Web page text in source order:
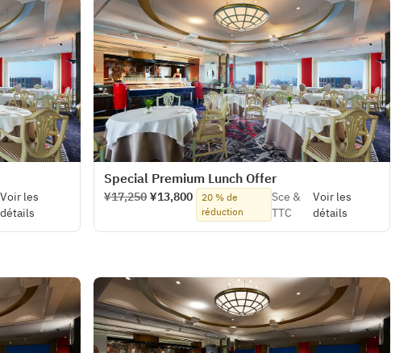
Voir les
détails
Special Premium Lunch Offer
¥17,250 ¥13,800
20 % de
réduction
Sce &
TTC
Voir les
détails